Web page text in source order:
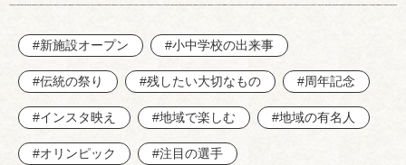
#新施設オープン #小中学校の出来事
#伝統の祭り #残したい大切なもの #周年記念
#インスタ映え #地域で楽しむ #地域の有名人
#オリンピック #注目の選手